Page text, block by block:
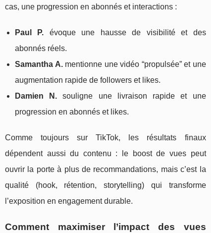
cas, une progression en abonnés et interactions :
Paul P. évoque une hausse de visibilité et des
abonnés réels.
Samantha A.mentionne une vidéo “propulsée” et une
augmentation rapide de followers et likes.
Damien N. souligne une livraison rapide et une
progression en abonnés et likes.
Comme toujours sur TikTok, les résultats finaux
dépendent aussi du contenu : le boost de vues peut
ouvrir la porte à plus de recommandations, mais c’est la
qualité (hook, rétention, storytelling) qui transforme
l’exposition en engagement durable.
Comment maximiser l’impact des vues